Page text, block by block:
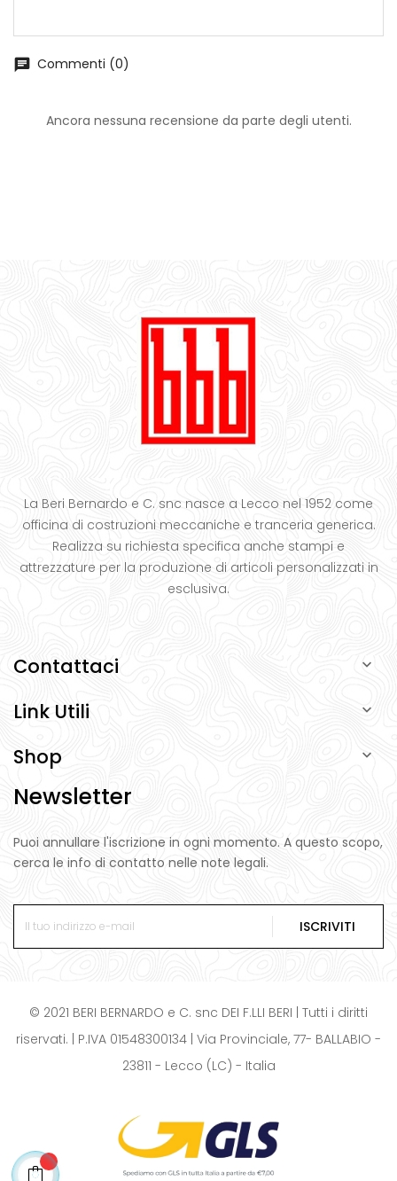
chat Commenti (0)
Ancora nessuna recensione da parte degli utenti.
La Beri Bernardo e C. snc nasce a Lecco nel 1952 come
officina di costruzioni meccaniche e tranceria generica.
Realizza su richiesta specifica anche stampi e
attrezzature per la produzione di articoli personalizzati in
esclusiva.
Contattaci 
Link Utili 
Shop 
Newsletter
Puoi annullare l'iscrizione in ogni momento. A questo scopo,
cerca le info di contatto nelle note legali.
ISCRIVITI
© 2021 BERI BERNARDO e C. snc DEI F.LLI BERI | Tutti i diritti
riservati. | P.IVA 01548300134 | Via Provinciale, 77- BALLABIO -
23811 - Lecco (LC) - Italia